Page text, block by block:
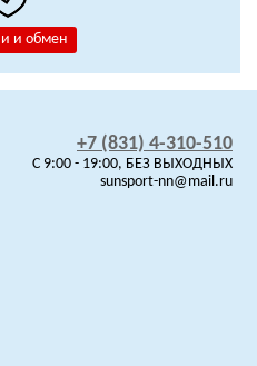
и обмен
+7 (831) 4-310-510
C 9:00 - 19:00, БЕЗ ВЫХОДНЫХ
sunsport-nn@mail.ru